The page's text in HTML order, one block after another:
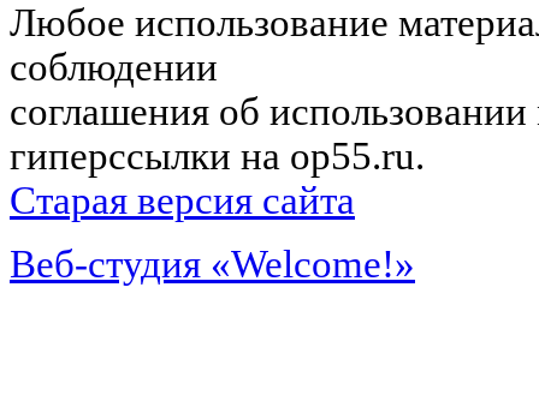
Любое использование
соблюдении
соглашения об
гиперссылки на op55.ru.
Старая версия сайта
Веб-студия «Welcome!»